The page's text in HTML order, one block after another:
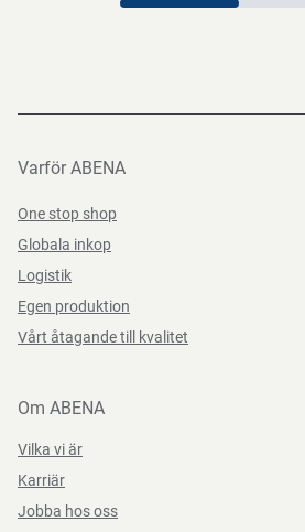
Varför ABENA
One stop shop
Globala inkop
Logistik
Egen produktion
Vårt åtagande till kvalitet
Om ABENA
Vilka vi är
Karriär
Jobba hos oss